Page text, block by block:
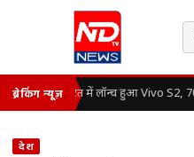
ब्रेकिंग न्यूज़भारत में लॉन्च हुआ Vivo S2,
देश